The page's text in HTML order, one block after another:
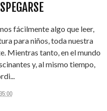
fácilmente algo que leer,
para niños, toda nuestra
Mientras tanto, en el mundo
y, al mismo tiempo,